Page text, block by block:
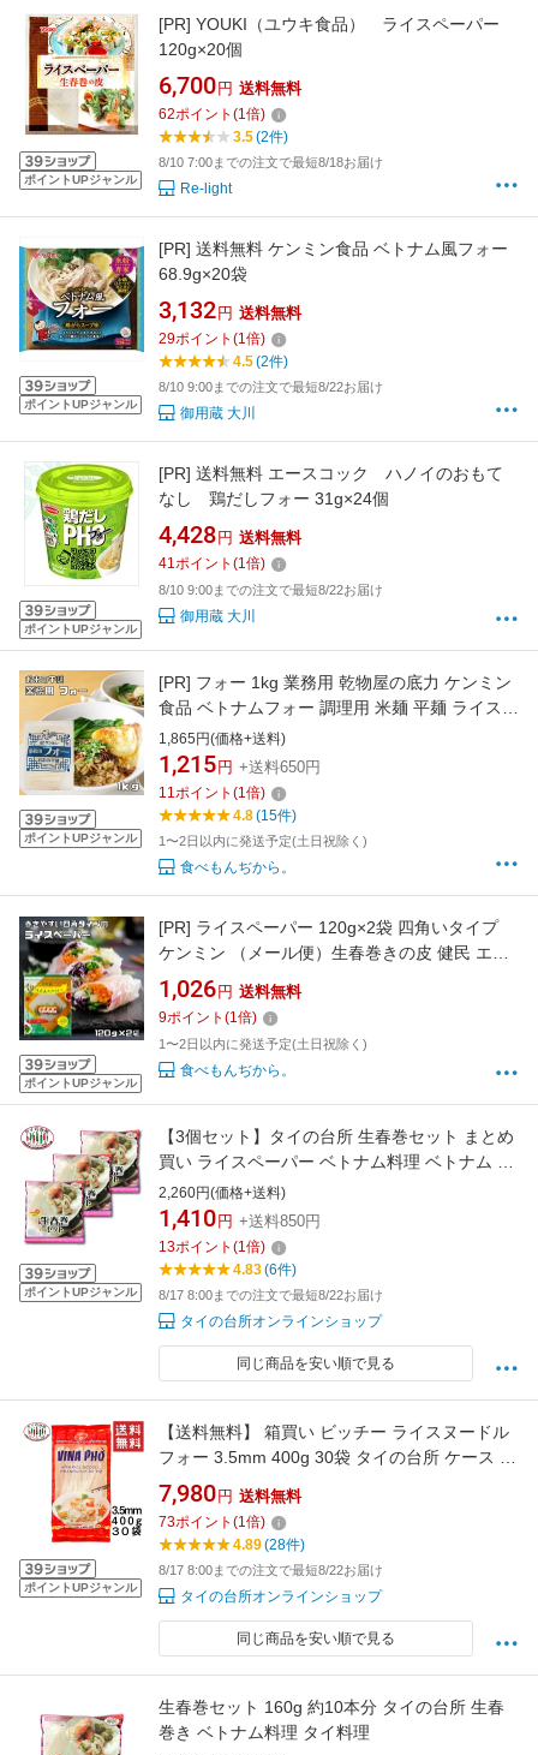
ポイントUPジャンル
[PR] YOUKI（ユウキ食品） ライスペーパー
120g×20個
6,700 円 送料無料
62ポイント (1倍)
3.5(2件)
8/10 7:00までの注文で最短8/18お届け
Re-light
ポイントUPジャンル
[PR] 送料無料 ケンミン食品 ベトナム風フォー
68.9g×20袋
3,132 円 送料無料
29ポイント (1倍)
4.5(2件)
8/10 9:00までの注文で最短8/22お届け
御用蔵 大川
ポイントUPジャンル
[PR] 送料無料 エースコック ハノイのおもて
なし 鶏だしフォー 31g×24個
4,428 円 送料無料
41ポイント (1倍)
8/10 9:00までの注文で最短8/22お届け
御用蔵 大川
ポイントUPジャンル
[PR] フォー 1kg 業務用 乾物屋の底力 ケンミン
食品 ベトナムフォー 調理用 米麺 平麺 ライスヌ
ードル 無添加 ベトナム料理
1,865円(価格+送料)
1,215 円 +送料650円
11ポイント (1倍)
4.8(15件)
1〜2日以内に発送予定(土日祝除く)
食べもんぢから。
ポイントUPジャンル
[PR] ライスペーパー 120g×2袋 四角いタイプ
ケンミン （メール便）生春巻きの皮 健民 エス
ニック食材 ベトナム料理 お米の皮 グルテンフ
リー
1,026 円 送料無料
9ポイント (1倍)
1〜2日以内に発送予定(土日祝除く)
食べもんぢから。
ポイントUPジャンル
【3個セット】タイの台所 生春巻セット まとめ
買い ライスペーパー ベトナム料理 ベトナム タ
イ料理
2,260円(価格+送料)
1,410 円 +送料850円
13ポイント (1倍)
4.83(6件)
8/17 8:00までの注文で最短8/22お届け
タイの台所オンラインショップ
同じ商品を安い順で見る
ポイントUPジャンル
【送料無料】 箱買い ビッチー ライスヌードル
フォー 3.5mm 400g 30袋 タイの台所 ケース 米
粉麺 グルテンフリー 麺 ベトナム料理 食材
7,980 円 送料無料
73ポイント (1倍)
4.89(28件)
8/17 8:00までの注文で最短8/22お届け
タイの台所オンラインショップ
同じ商品を安い順で見る
生春巻セット 160g 約10本分 タイの台所 生春
巻き ベトナム料理 タイ料理